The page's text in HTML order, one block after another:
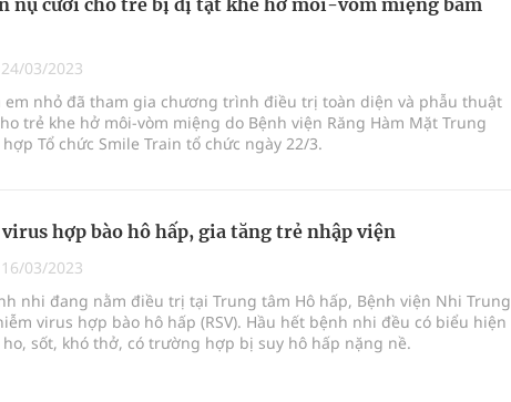
thực tế
24/03/2023
em nhỏ đã tham gia chương trình điều trị toàn diện và phẫu thuật
trẻ khe hở môi-vòm miệng do Bệnh viện Răng Hàm Mặt Trung
Tổ chức Smile Train tổ chức ngày 22/3.
virus hợp bào hô hấp, gia tăng trẻ nhập viện
16/03/2023
nhi đang nằm điều trị tại Trung tâm Hô hấp, Bệnh viện Nhi Trung
virus hợp bào hô hấp (RSV). Hầu hết bệnh nhi đều có biểu hiện
sốt, khó thở, có trường hợp bị suy hô hấp nặng nề.